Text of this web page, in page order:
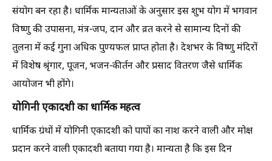
संयोग बन रहा है। धार्मिक मान्यताओं के अनुसार इस शुभ योग में भगवान
विष्णु की उपासना, मंत्र-जप, दान और व्रत करने से सामान्य दिनों की
तुलना में कई गुना अधिक पुण्यफल प्राप्त होता है। देशभर के विष्णु मंदिरों
में विशेष श्रृंगार, पूजन, भजन-कीर्तन और प्रसाद वितरण जैसे धार्मिक
आयोजन भी होंगे।
योगिनी एकादशी का धार्मिक महत्व
धार्मिक ग्रंथों में योगिनी एकादशी को पापों का नाश करने वाली और मोक्ष
प्रदान करने वाली एकादशी बताया गया है। मान्यता है कि इस दिन